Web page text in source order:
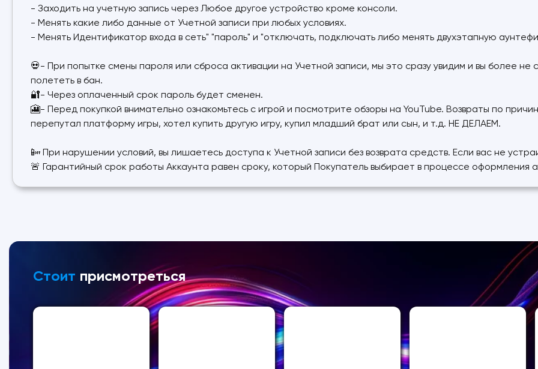
- Заходить на учетную запись через Любое другое устройство кроме консоли.
- Менять какие либо данные от Учетной записи при любых условиях.
- Менять Идентификатор входа в сеть" "пароль" и "отключать, подключать либо менять двухэтапную
💀- При попытке смены пароля или сброса активации на Учетной записи, мы это сразу увидим и вы более
полететь в бан.
🔐- Через оплаченный срок пароль будет сменен.
🎦- Перед покупкой внимательно ознакомьтесь с игрой и посмотрите обзоры на YouTube. Возвраты по
перепутал платформу игры, хотел купить другую игру, купил младший брат или сын, и т.д. НЕ ДЕЛАЕМ.
📴 При нарушении условий, вы лишаетесь доступа к Учетной записи без возврата средств. Если вас не
🚨 Гарантийный срок работы Аккаунта равен сроку, который Покупатель выбирает в процессе оформления
Стоит присмотреться